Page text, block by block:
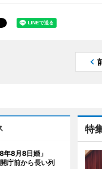
特
年8月8日婚」
庁前から長い列